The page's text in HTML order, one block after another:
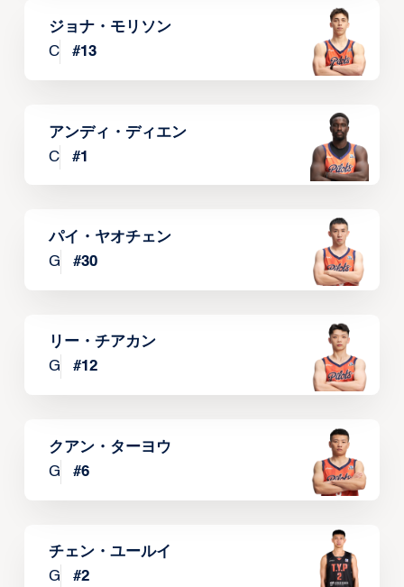
ジョナ・モリソン
C
#13
アンディ・ディエン
C
#1
パイ・ヤオチェン
G
#30
リー・チアカン
G
#12
クアン・ターヨウ
G
#6
チェン・ユールイ
G
#2